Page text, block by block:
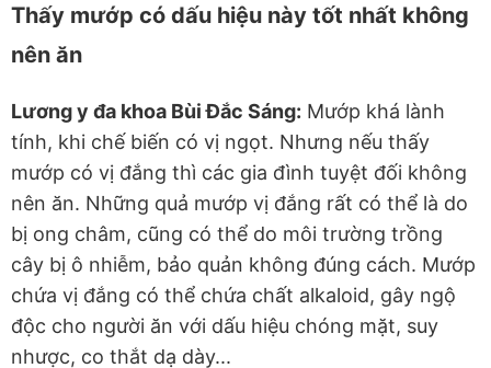
Thấy mướp có dấu hiệu này tốt nhất không
nên ăn
Lương y đa khoa Bùi Đắc Sáng: Mướp khá lành
tính, khi chế biến có vị ngọt. Nhưng nếu thấy
mướp có vị đắng thì các gia đình tuyệt đối không
nên ăn. Những quả mướp vị đắng rất có thể là do
bị ong châm, cũng có thể do môi trường trồng
cây bị ô nhiễm, bảo quản không đúng cách. Mướp
chứa vị đắng có thể chứa chất alkaloid, gây ngộ
độc cho người ăn với dấu hiệu chóng mặt, suy
nhược, co thắt dạ dày...